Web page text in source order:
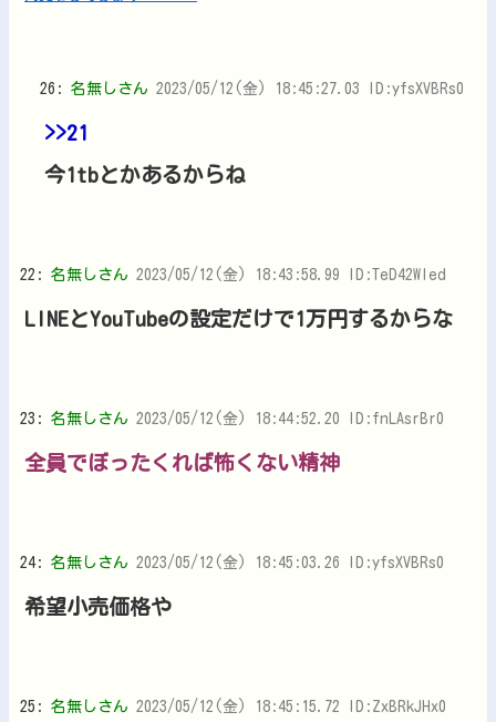
26: 名無しさん 2023/05/12(金) 18:45:27.03 ID:yfsXVBRs0
>>21
今1tbとかあるからね
22: 名無しさん 2023/05/12(金) 18:43:58.99 ID:TeD42Wled
LINEとYouTubeの設定だけで1万円するからな
23: 名無しさん 2023/05/12(金) 18:44:52.20 ID:fnLAsrBr0
全員でぼったくれば怖くない精神
24: 名無しさん 2023/05/12(金) 18:45:03.26 ID:yfsXVBRs0
希望小売価格や
25: 名無しさん 2023/05/12(金) 18:45:15.72 ID:ZxBRkJHx0